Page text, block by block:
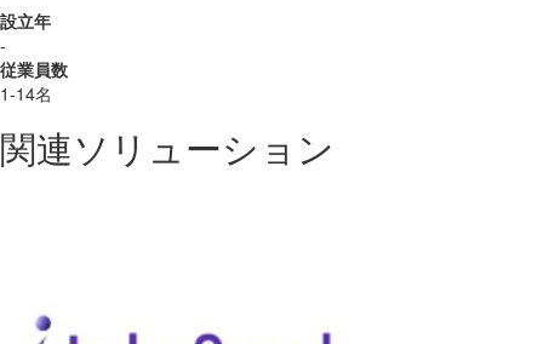
設立年
-
従業員数
1-14名
関連ソリューション